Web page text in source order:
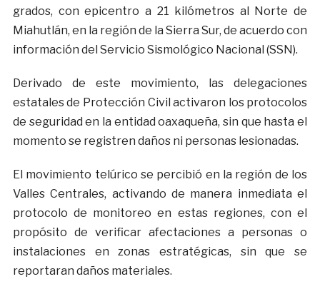
grados, con epicentro a 21 kilómetros al Norte de
Miahutlán, en la región de la Sierra Sur, de acuerdo con
información del Servicio Sismológico Nacional (SSN).
Derivado de este movimiento, las delegaciones
estatales de Protección Civil activaron los protocolos
de seguridad en la entidad oaxaqueña, sin que hasta el
momento se registren daños ni personas lesionadas.
El movimiento telúrico se percibió en la región de los
Valles Centrales, activando de manera inmediata el
protocolo de monitoreo en estas regiones, con el
propósito de verificar afectaciones a personas o
instalaciones en zonas estratégicas, sin que se
reportaran daños materiales.